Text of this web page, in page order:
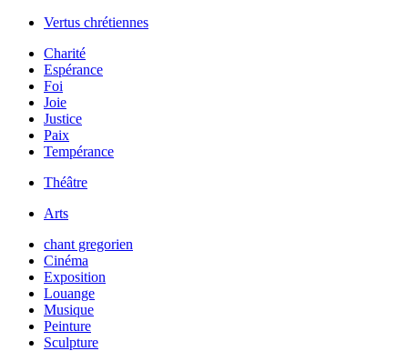
Vertus chrétiennes
Charité
Espérance
Foi
Joie
Justice
Paix
Tempérance
Théâtre
Arts
chant gregorien
Cinéma
Exposition
Louange
Musique
Peinture
Sculpture